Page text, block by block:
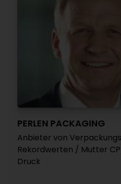
PERLEN PACKAGING
Anbieter von
Rekordwerten / Mutter
Druck